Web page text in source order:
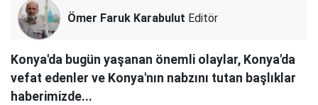
Ömer Faruk Karabulut Editör
Konya'da bugün yaşanan önemli olaylar, Konya'da
vefat edenler ve Konya'nın nabzını tutan başlıklar
haberimizde...